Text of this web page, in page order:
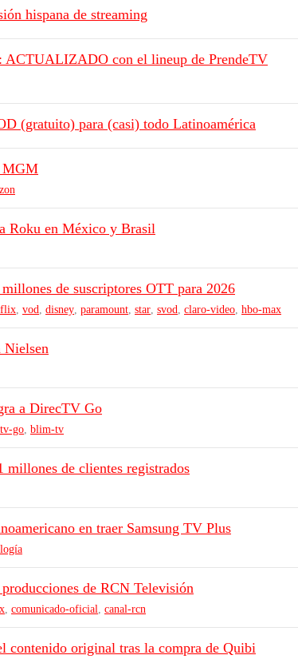
hispana de streaming
ACTUALIZADO con el lineup de PrendeTV
(gratuito) para (casi) todo Latinoamérica
MGM
Roku en México y Brasil
de suscriptores OTT para 2026
, vod, disney, paramount, star, svod, claro-video, hbo-max
Nielsen
a DirecTV Go
go, blim-tv
millones de clientes registrados
en traer Samsung TV Plus
de RCN Televisión
, comunicado-oficial, canal-rcn
contenido original tras la compra de Quibi